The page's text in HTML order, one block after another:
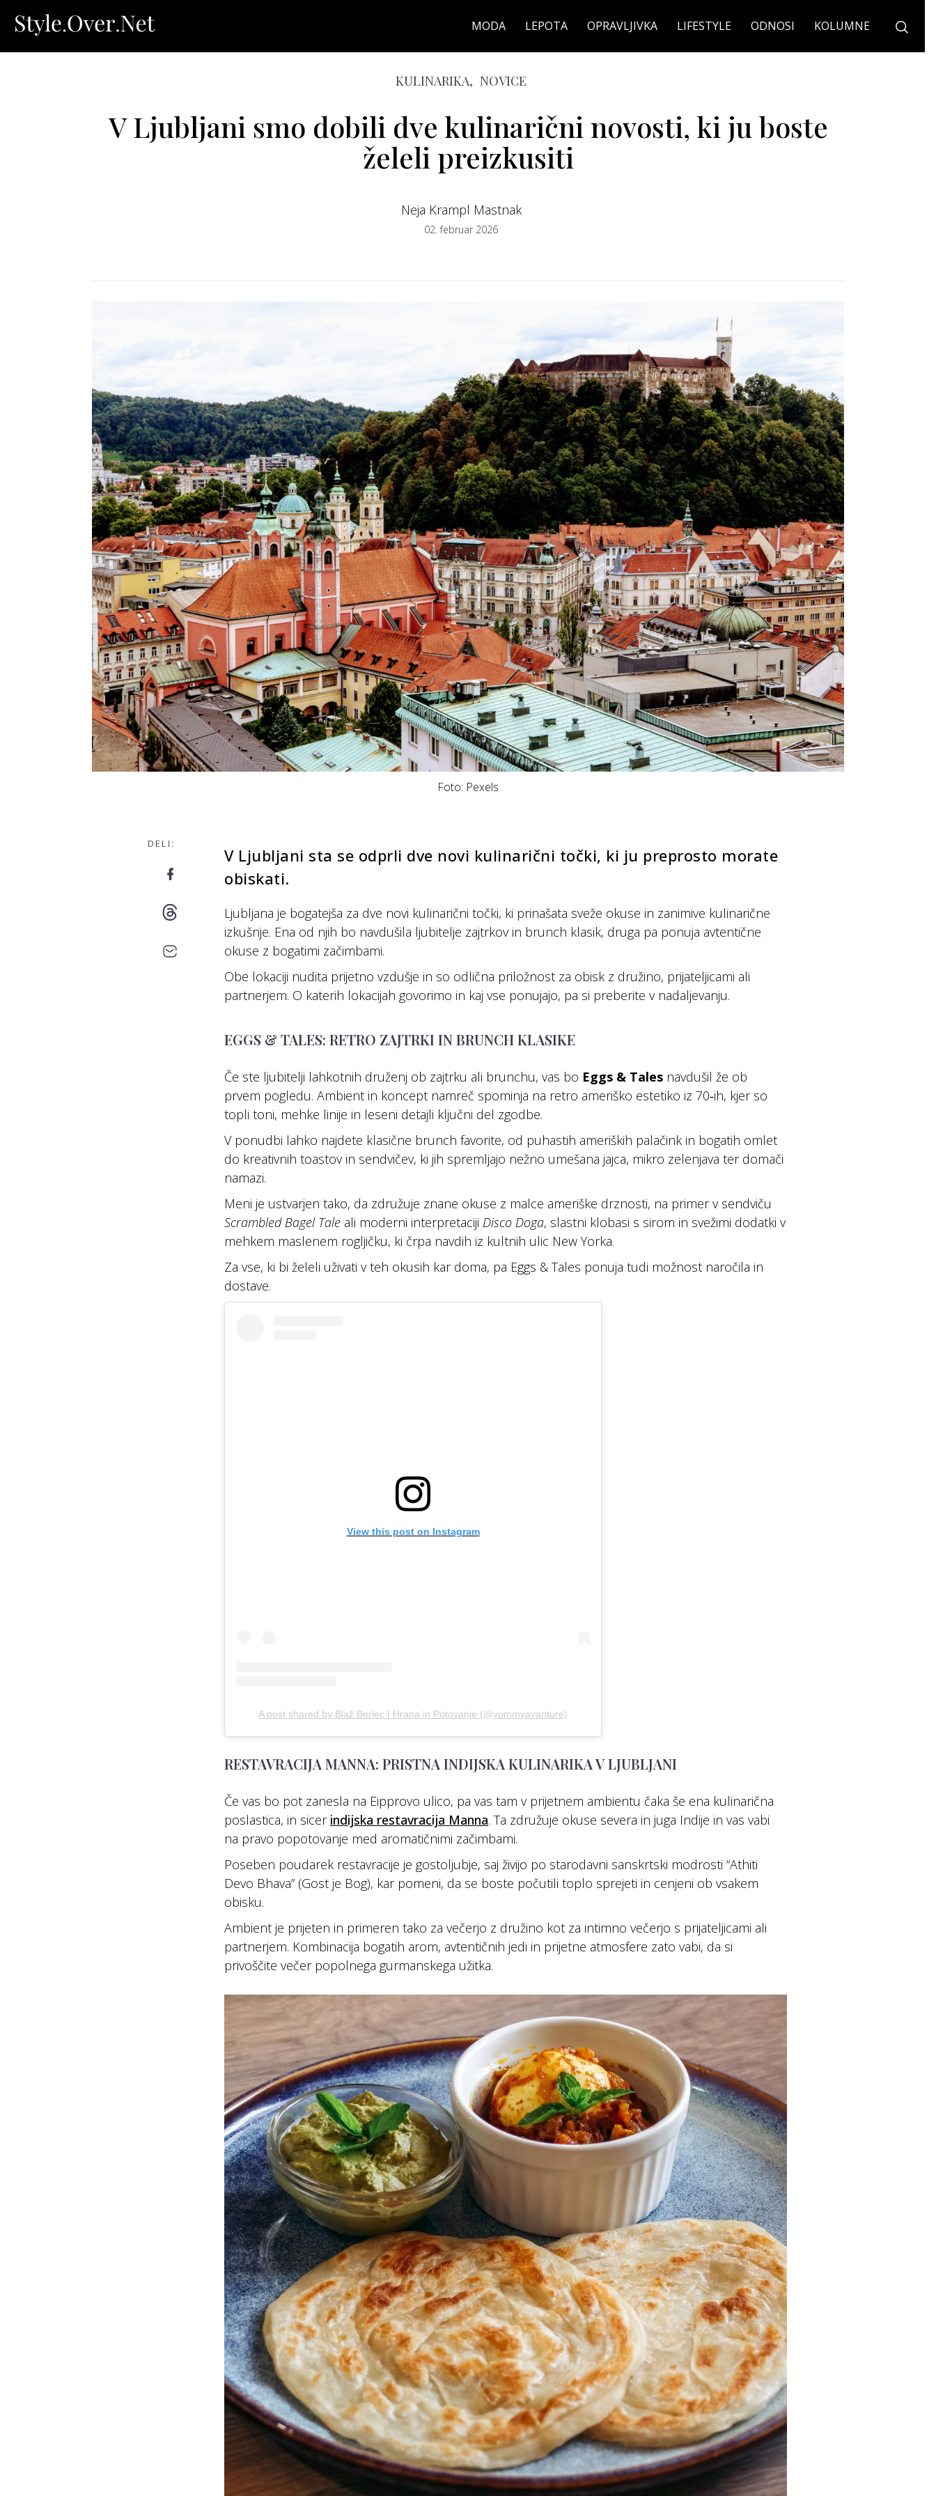
MODA LEPOTA OPRAVLJIVKA LIFESTYLE ODNOSI KOLUMNE
KULINARIKA, NOVICE
V Ljubljani smo dobili dve kulinarični novosti, ki ju boste
želeli preizkusiti
Neja Krampl Mastnak
02. februar 2026
Foto: Pexels
DELI:
V Ljubljani sta se odprli dve novi kulinarični točki, ki ju preprosto morate
obiskati.
Ljubljana je bogatejša za dve novi kulinarični točki, ki prinašata sveže okuse in zanimive kulinarične
izkušnje. Ena od njih bo navdušila ljubitelje zajtrkov in brunch klasik, druga pa ponuja avtentične
okuse z bogatimi začimbami.
Obe lokaciji nudita prijetno vzdušje in so odlična priložnost za obisk z družino, prijateljicami ali
partnerjem. O katerih lokacijah govorimo in kaj vse ponujajo, pa si preberite v nadaljevanju.
EGGS & TALES: RETRO ZAJTRKI IN BRUNCH KLASIKE
Če ste ljubitelji lahkotnih druženj ob zajtrku ali brunchu, vas bo Eggs & Tales navdušil že ob
prvem pogledu. Ambient in koncept namreč spominja na retro ameriško estetiko iz 70‑ih, kjer so
topli toni, mehke linije in leseni detajli ključni del zgodbe.
V ponudbi lahko najdete klasične brunch favorite, od puhastih ameriških palačink in bogatih omlet
do kreativnih toastov in sendvičev, ki jih spremljajo nežno umešana jajca, mikro zelenjava ter domači
namazi.
Meni je ustvarjen tako, da združuje znane okuse z malce ameriške drznosti, na primer v sendviču
Scrambled Bagel Tale ali moderni interpretaciji Disco Doga, slastni klobasi s sirom in svežimi dodatki v
mehkem maslenem rogljičku, ki črpa navdih iz kultnih ulic New Yorka.
Za vse, ki bi želeli uživati v teh okusih kar doma, pa Eggs & Tales ponuja tudi možnost naročila in
dostave.
View this post on Instagram
A post shared by Blaž Berlec | Hrana in Potovanje (@yummyavanture)
RESTAVRACIJA MANNA: PRISTNA INDIJSKA KULINARIKA V LJUBLJANI
Če vas bo pot zanesla na Eipprovo ulico, pa vas tam v prijetnem ambientu čaka še ena kulinarična
poslastica, in sicer indijska restavracija Manna. Ta združuje okuse severa in juga Indije in vas vabi
na pravo popotovanje med aromatičnimi začimbami.
Poseben poudarek restavracije je gostoljubje, saj živijo po starodavni sanskrtski modrosti “Athiti
Devo Bhava” (Gost je Bog), kar pomeni, da se boste počutili toplo sprejeti in cenjeni ob vsakem
obisku.
Ambient je prijeten in primeren tako za večerjo z družino kot za intimno večerjo s prijateljicami ali
partnerjem. Kombinacija bogatih arom, avtentičnih jedi in prijetne atmosfere zato vabi, da si
privoščite večer popolnega gurmanskega užitka.